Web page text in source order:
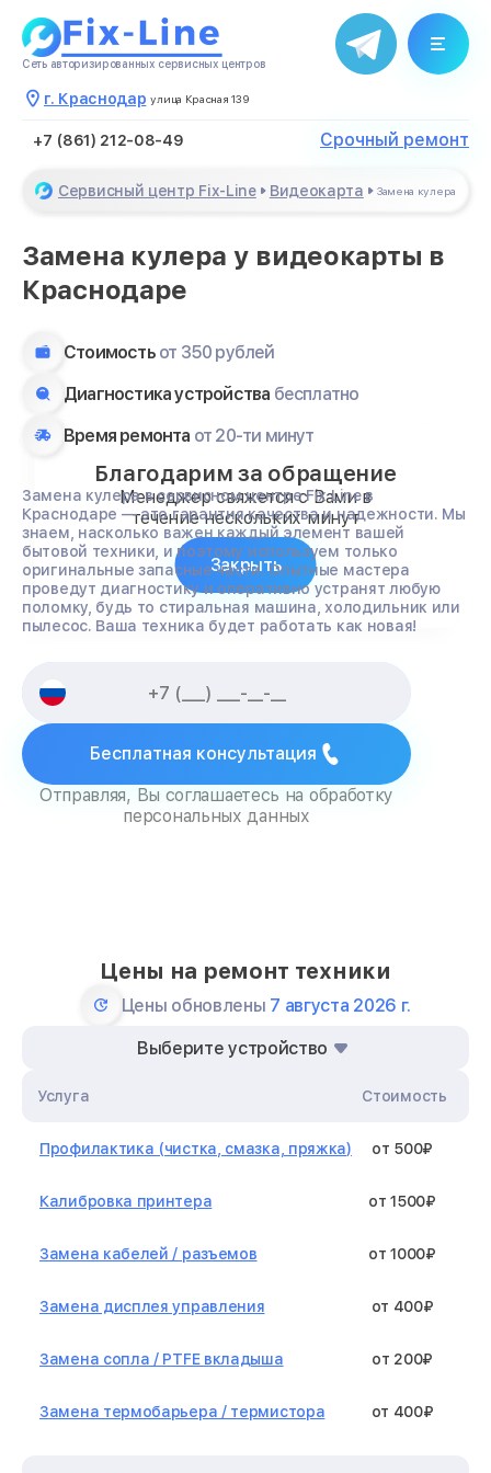
Сеть авторизированных сервисных центров
г. Краснодар улица Красная 139
+7 (861) 212-08-49 Срочный ремонт
Сервисный центр Fix-Line Видеокарта Замена кулера
Замена кулера у видеокарты в
Краснодаре
Стоимость от 350 рублей
Диагностика устройства бесплатно
Время ремонта от 20-ти минут
Замена кулера в сервисном центре Fix Line в
Краснодаре — это гарантия качества и надежности. Мы
знаем, насколько важен каждый элемент вашей
бытовой техники, и поэтому используем только
оригинальные запасные части. Опытные мастера
проведут диагностику и оперативно устранят любую
поломку, будь то стиральная машина, холодильник или
пылесос. Ваша техника будет работать как новая!
Бесплатная консультация
Отправляя, Вы соглашаетесь на обработку
персональных данных
Цены на ремонт техники
Цены обновлены 7 августа 2026 г.
Выберите устройство
Услуга Стоимость
Профилактика (чистка, смазка, пряжка) от 500₽
Калибровка принтера от 1500₽
Замена кабелей / разъемов от 1000₽
Замена дисплея управления от 400₽
Замена сопла / PTFE вкладыша от 200₽
Замена термобарьера / термистора от 400₽
Благодарим за обращение
Менеджер свяжется с Вами в
течение нескольких минут
Закрыть